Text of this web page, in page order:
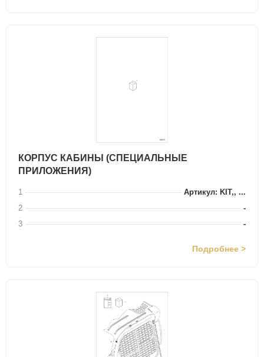
КОРПУС КАБИНЫ (СПЕЦИАЛЬНЫЕ
ПРИЛОЖЕНИЯ)
1
Артикул: KIT,, ...
2
-
3
-
Подробнее >